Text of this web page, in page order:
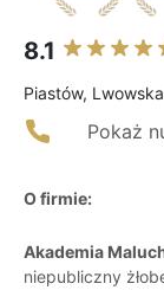
8.1
Piastów,
Pokaż
O firmie:
Akademia
niepubliczny